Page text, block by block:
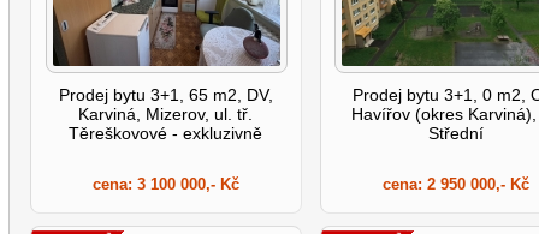
Prodej bytu 3+1, 65 m2, DV,
Karviná, Mizerov, ul. tř.
Těreškovové - exkluzivně
cena: 3 100 000,- Kč
Prodej bytu 3+1, 0 m2,
Havířov (okres
Střední
cena: 2 950 000,- Kč